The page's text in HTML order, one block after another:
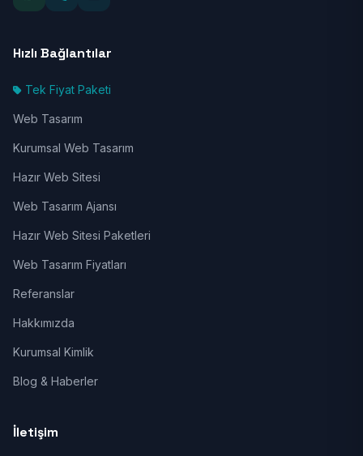
Hızlı Bağlantılar
Tek Fiyat Paketi
Web Tasarım
Kurumsal Web Tasarım
Hazır Web Sitesi
Web Tasarım Ajansı
Hazır Web Sitesi Paketleri
Web Tasarım Fiyatları
Referanslar
Hakkımızda
Kurumsal Kimlik
Blog & Haberler
İletişim